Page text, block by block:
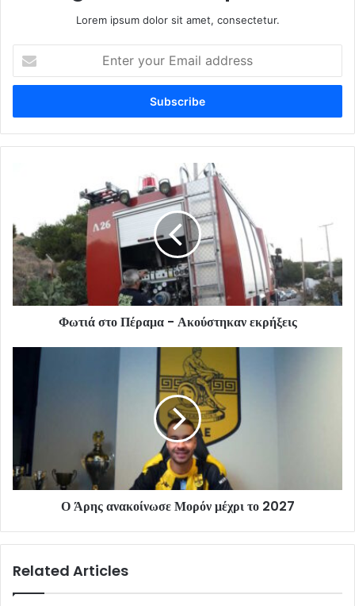
Lorem ipsum dolor sit amet, consectetur.
your
Email
Φωτιά στο Πέραμα - Ακούστηκαν εκρήξεις
Ο Άρης ανακοίνωσε Μορόν μέχρι το 2027
Related Articles